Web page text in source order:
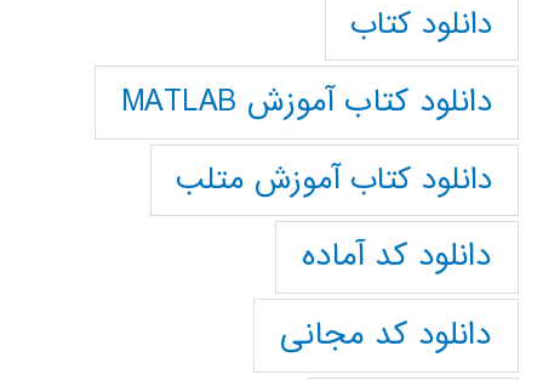
دانلود کتاب
دانلود کتاب آموزش MATLAB
دانلود کتاب آموزش متلب
دانلود کد آماده
دانلود کد مجانی